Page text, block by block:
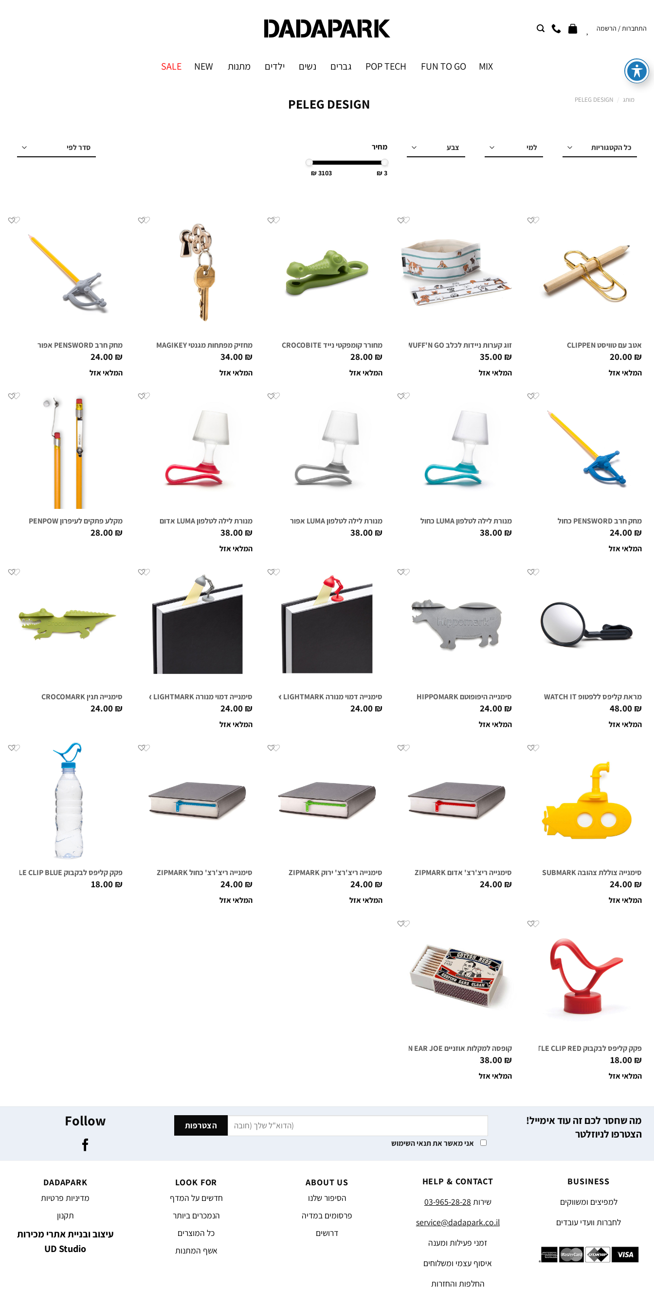
content
התחברות / הרשמה
MIX
FUN TO GO
POP TECH גברים נשים ילדים מתנות NEW
SALE
PELEG DESIGN מותג /
למי מחיר
3
3103
אטב עם טוויסט CLIPPEN
20.00 ₪
המלאי אזל
זוג קערות ניידות לכלב WUFF'N GO
35.00 ₪
המלאי אזל
מחורר קומפקטי נייד CROCOBITE
28.00 ₪
המלאי אזל
מחזיק מפתחות מגנטי MAGIKEY
34.00 ₪
המלאי אזל
מחק חרב PENSWORD אפור
24.00 ₪
המלאי אזל
מחק חרב PENSWORD כחול
24.00 ₪
המלאי אזל
מנורת לילה לטלפון LUMA כחול
38.00 ₪
מנורת לילה לטלפון LUMA אפור
38.00 ₪
מנורת לילה לטלפון LUMA אדום
38.00 ₪
המלאי אזל
מקלע פתקים לעיפרון PENPOW
28.00 ₪
מראת קליפס ללפטופ WATCH IT
48.00 ₪
המלאי אזל
סימנייה היפופוטם HIPPOMARK
24.00 ₪
המלאי אזל
סימנייה דמוי מנורה LIGHTMARK אדום
24.00 ₪
סימנייה דמוי מנורה LIGHTMARK אפור
24.00 ₪
המלאי אזל
סימנייה תנין CROCOMARK
24.00 ₪
סימנייה צוללת צהובה SUBMARK
24.00 ₪
המלאי אזל
סימנייה ריצ'רצ' אדום ZIPMARK
24.00 ₪
סימנייה ריצ'רצ' ירוק ZIPMARK
24.00 ₪
המלאי אזל
סימנייה ריצ'רצ' כחול ZIPMARK
24.00 ₪
המלאי אזל
פקק קליפס לבקבוק BOTTLE CLIP BLUE
18.00 ₪
פקק קליפס לבקבוק BOTTLE CLIP RED
18.00 ₪
המלאי אזל
קופסה למקלות אוזניים COTTON EAR JOE
38.00 ₪
המלאי אזל
מה שחסר לכם זה עוד אימייל!
הצטרפו לניוזלטר
אני מאשר את תנאי השימוש
Follow
BUSINESS
למפיצים ומשווקים
לחברות וועדי עובדים
HELP & CONTACT
שירות 03-965-28-28
service@dadapark.co.il
זמני פעילות ומענה
איסוף עצמי ומשלוחים
החלפות והחזרות
ABOUT US
הסיפור שלנו
פרסומים במדיה
דרושים
LOOK FOR
חדשים על המדף
הנמכרים ביותר
כל המוצרים
אשף המתנות
DADAPARK
מדיניות פרטיות
תקנון
עיצוב ובניית אתרי מכירות
UD Studio